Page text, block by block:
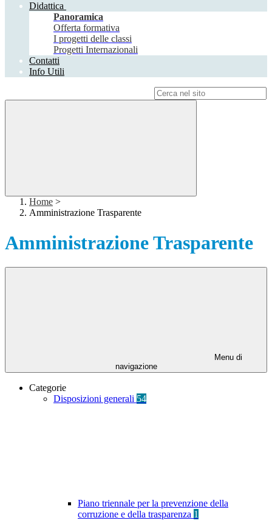
Didattica
Panoramica
Offerta formativa
I progetti delle classi
Progetti Internazionali
Contatti
Info Utili
Home >
Amministrazione Trasparente
Amministrazione Trasparente
Menu di
navigazione
Categorie
Disposizioni generali 54
Piano triennale per la prevenzione della
corruzione e della trasparenza 1